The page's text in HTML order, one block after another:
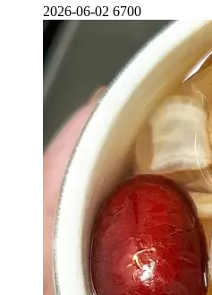
2026-06-02 6700